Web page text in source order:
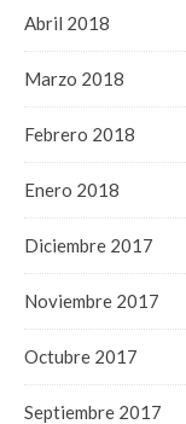
Abril 2018
Marzo 2018
Febrero 2018
Enero 2018
Diciembre 2017
Noviembre 2017
Octubre 2017
Septiembre 2017